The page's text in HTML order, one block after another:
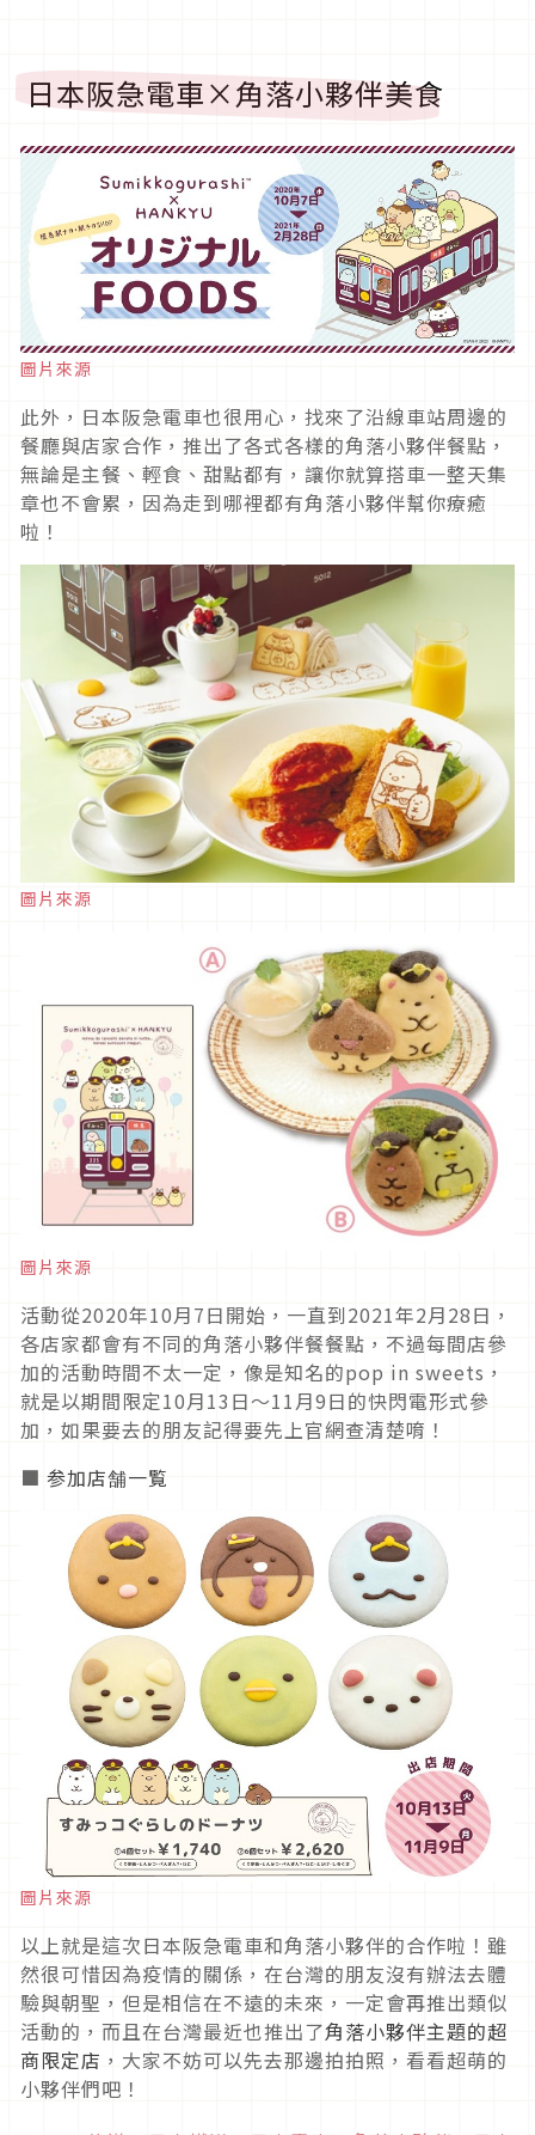
日本阪急電車×角落小夥伴美食
圖片來源
此外，日本阪急電車也很用心，找來了沿線車站周邊的
餐廳與店家合作，推出了各式各樣的角落小夥伴餐點，
無論是主餐、輕食、甜點都有，讓你就算搭車一整天集
章也不會累，因為走到哪裡都有角落小夥伴幫你療癒
啦！
圖片來源
圖片來源
活動從2020年10月7日開始，一直到2021年2月28日，
各店家都會有不同的角落小夥伴餐餐點，不過每間店參
加的活動時間不太一定，像是知名的pop in sweets，
就是以期間限定10月13日～11月9日的快閃電形式參
加，如果要去的朋友記得要先上官網查清楚唷！
■ 参加店舗一覧
圖片來源
以上就是這次日本阪急電車和角落小夥伴的合作啦！雖
然很可惜因為疫情的關係，在台灣的朋友沒有辦法去體
驗與朝聖，但是相信在不遠的未來，一定會再推出類似
活動的，而且在台灣最近也推出了角落小夥伴主題的超
商限定店 ，大家不妨可以先去那邊拍拍照，看看超萌的
小夥伴們吧！